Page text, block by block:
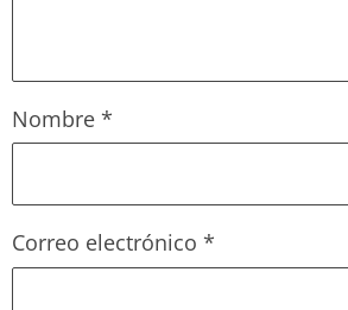
Nombre *
Correo electrónico *